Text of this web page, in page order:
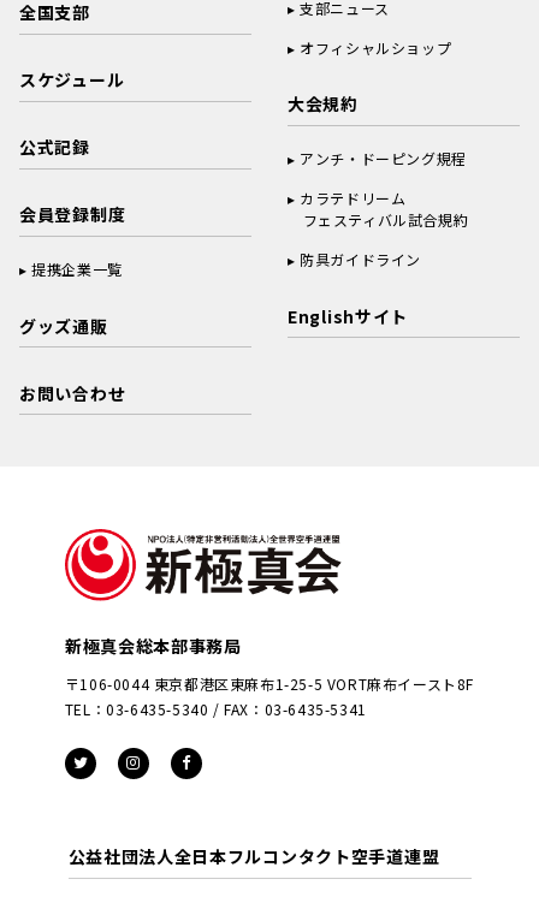
全国支部
スケジュール
公式記録
会員登録制度
提携企業一覧
グッズ通販
お問い合わせ
支部ニュース
オフィシャルショップ
大会規約
アンチ・ドーピング規程
カラテドリーム
フェスティバル試合規約
防具ガイドライン
Englishサイト
新極真会総本部事務局
〒106-0044 東京都港区東麻布1-25-5 VORT麻布イースト8F
TEL：03-6435-5340 / FAX：03-6435-5341
公益社団法人全日本フルコンタクト空手道連盟